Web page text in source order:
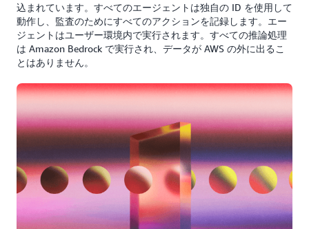
込まれています。すべてのエージェントは独自の ID を使用して
動作し、監査のためにすべてのアクションを記録します。エー
ジェントはユーザー環境内で実行されます。すべての推論処理
は Amazon Bedrock で実行され、データが AWS の外に出るこ
とはありません。